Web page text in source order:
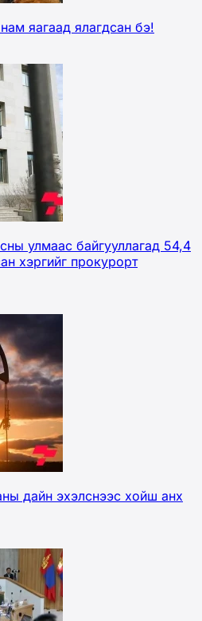
яагаад ялагдсан бэ!
улмаас байгууллагад 54,4
хэргийг прокурорт
дайн эхэлснээс хойш анх